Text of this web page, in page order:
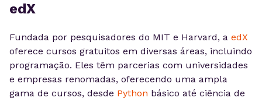
edX
Fundada por pesquisadores do MIT e Harvard, a edX
oferece cursos gratuitos em diversas áreas, incluindo
programação. Eles têm parcerias com universidades
e empresas renomadas, oferecendo uma ampla
gama de cursos, desde Python básico até ciência de